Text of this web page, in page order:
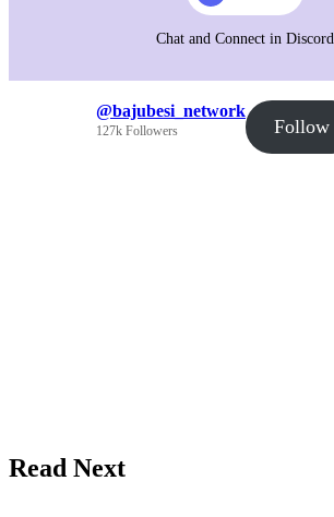
Chat and Connect in Discord
@bajubesi_network
127k Followers Follow
Read Next